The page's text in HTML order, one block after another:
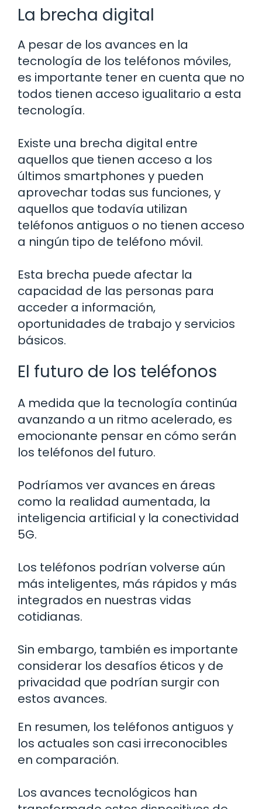
La brecha digital
A pesar de los avances en la
tecnología de los teléfonos móviles,
es importante tener en cuenta que no
todos tienen acceso igualitario a esta
tecnología.
Existe una brecha digital entre
aquellos que tienen acceso a los
últimos smartphones y pueden
aprovechar todas sus funciones, y
aquellos que todavía utilizan
teléfonos antiguos o no tienen acceso
a ningún tipo de teléfono móvil.
Esta brecha puede afectar la
capacidad de las personas para
acceder a información,
oportunidades de trabajo y servicios
básicos.
El futuro de los teléfonos
A medida que la tecnología continúa
avanzando a un ritmo acelerado, es
emocionante pensar en cómo serán
los teléfonos del futuro.
Podríamos ver avances en áreas
como la realidad aumentada, la
inteligencia artificial y la conectividad
5G.
Los teléfonos podrían volverse aún
más inteligentes, más rápidos y más
integrados en nuestras vidas
cotidianas.
Sin embargo, también es importante
considerar los desafíos éticos y de
privacidad que podrían surgir con
estos avances.
En resumen, los teléfonos antiguos y
los actuales son casi irreconocibles
en comparación.
Los avances tecnológicos han